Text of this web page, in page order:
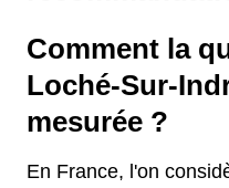
Comment la
Loché-Sur-
mesurée ?
En France, l'on